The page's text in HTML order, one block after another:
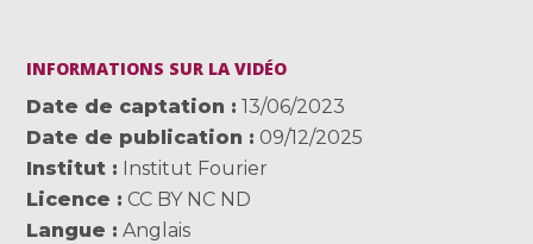
INFORMATIONS SUR LA VIDÉO
Date de captation
13/06/2023
Date de publication
09/12/2025
Institut
Institut Fourier
Licence
CC BY NC ND
Langue
Anglais